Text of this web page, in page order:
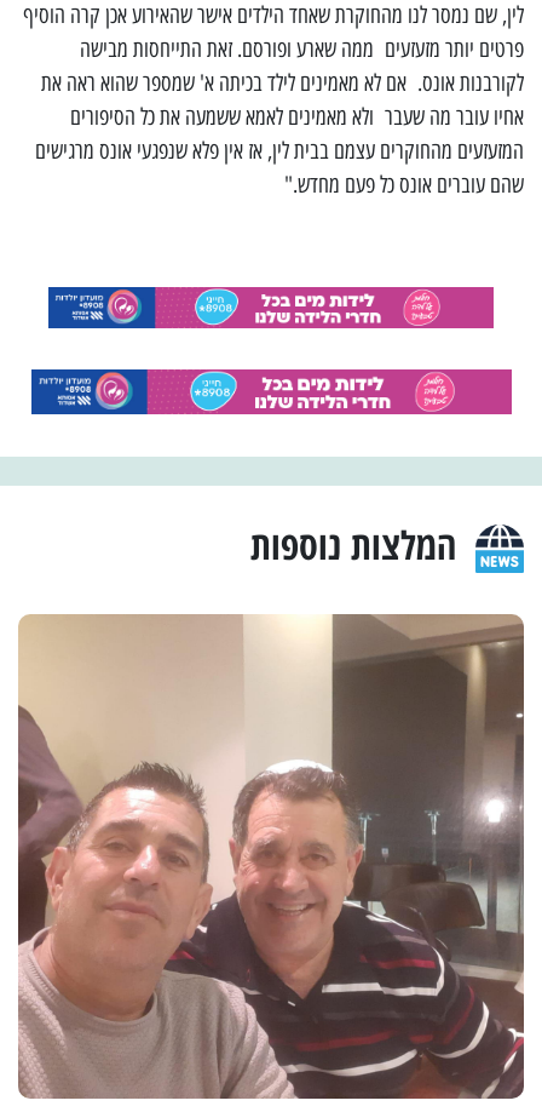
לין, שם נמסר לנו מהחוקרת שאחד הילדים אישר שהאירוע אכן קרה הוסיף
פרטים יותר מזעזעים ממה שארע ופורסם. זאת התייחסות מבישה
לקורבנות אונס. אם לא מאמינים לילד בכיתה א' שמספר שהוא ראה את
אחיו עובר מה שעבר ולא מאמינים לאמא ששמעה את כל הסיפורים
המזעזעים מהחוקרים עצמם בבית לין, אז אין פלא שנפגעי אונס מרגישים
שהם עוברים אונס כל פעם מחדש."
המלצות נוספות